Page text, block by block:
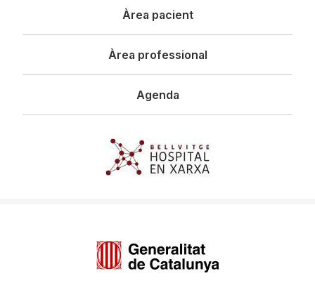
Àrea pacient
Àrea professional
Agenda